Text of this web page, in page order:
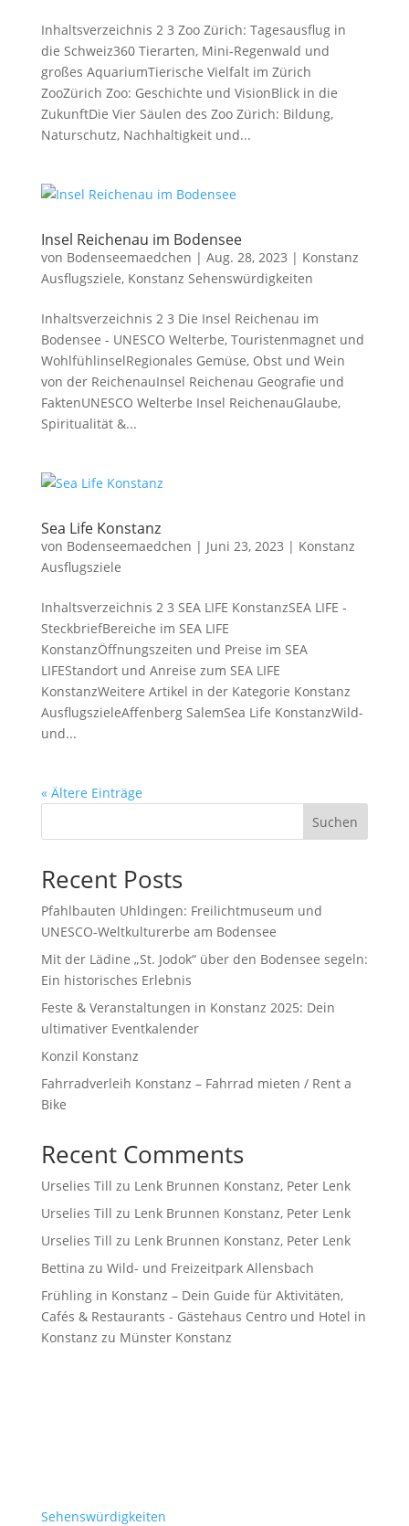
Inhaltsverzeichnis 2 3 Zoo Zürich: Tagesausflug in
die Schweiz360 Tierarten, Mini-Regenwald und
großes AquariumTierische Vielfalt im Zürich
ZooZürich Zoo: Geschichte und VisionBlick in die
ZukunftDie Vier Säulen des Zoo Zürich: Bildung,
Naturschutz, Nachhaltigkeit und...
Insel Reichenau im Bodensee
von Bodenseemaedchen | Aug. 28, 2023 | Konstanz
Ausflugsziele, Konstanz Sehenswürdigkeiten
Inhaltsverzeichnis 2 3 Die Insel Reichenau im
Bodensee - UNESCO Welterbe, Touristenmagnet und
WohlfühlinselRegionales Gemüse, Obst und Wein
von der ReichenauInsel Reichenau Geografie und
FaktenUNESCO Welterbe Insel ReichenauGlaube,
Spiritualität &...
Sea Life Konstanz
von Bodenseemaedchen | Juni 23, 2023 | Konstanz
Ausflugsziele
Inhaltsverzeichnis 2 3 SEA LIFE KonstanzSEA LIFE -
SteckbriefBereiche im SEA LIFE
KonstanzÖffnungszeiten und Preise im SEA
LIFEStandort und Anreise zum SEA LIFE
KonstanzWeitere Artikel in der Kategorie Konstanz
AusflugszieleAffenberg SalemSea Life KonstanzWild-
und...
« Ältere Einträge
Suchen
Recent Posts
Pfahlbauten Uhldingen: Freilichtmuseum und
UNESCO-Weltkulturerbe am Bodensee
Mit der Lädine „St. Jodok“ über den Bodensee segeln:
Ein historisches Erlebnis
Feste & Veranstaltungen in Konstanz 2025: Dein
ultimativer Eventkalender
Konzil Konstanz
Fahrradverleih Konstanz – Fahrrad mieten / Rent a
Bike
Recent Comments
Urselies Till zu Lenk Brunnen Konstanz, Peter Lenk
Urselies Till zu Lenk Brunnen Konstanz, Peter Lenk
Urselies Till zu Lenk Brunnen Konstanz, Peter Lenk
Bettina zu Wild- und Freizeitpark Allensbach
Frühling in Konstanz – Dein Guide für Aktivitäten,
Cafés & Restaurants - Gästehaus Centro und Hotel in
Konstanz zu Münster Konstanz
Sehenswürdigkeiten